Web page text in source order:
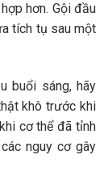
hơn. Gội đầu
tích tụ sau một
buổi sáng, hãy
khô trước khi
cơ thể đã tỉnh
nguy cơ gây